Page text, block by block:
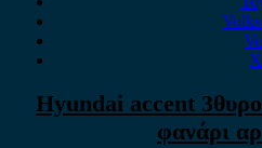
Hyundai accent
φανάρι